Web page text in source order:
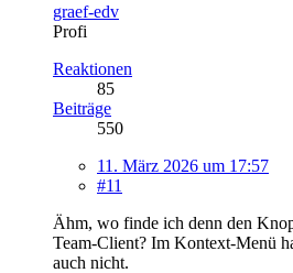
graef-edv
Profi
Reaktionen
85
Beiträge
550
11. März 2026 um 17:57
#11
Ähm, wo finde ich denn den
Team-Client? Im Kontext-Menü
auch nicht.